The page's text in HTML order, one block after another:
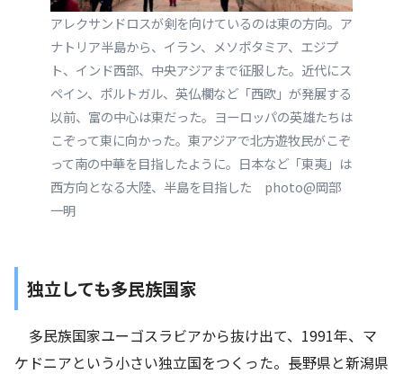
アレクサンドロスが剣を向けているのは東の方向。ア
ナトリア半島から、イラン、メソポタミア、エジプ
ト、インド西部、中央アジアまで征服した。近代にス
ペイン、ポルトガル、英仏欄など「西欧」が発展する
以前、富の中心は東だった。ヨーロッパの英雄たちは
こぞって東に向かった。東アジアで北方遊牧民がこぞ
って南の中華を目指したように。日本など「東夷」は
西方向となる大陸、半島を目指した photo@岡部
一明
独立しても多民族国家
多民族国家ユーゴスラビアから抜け出て、1991年、マ
ケドニアという小さい独立国をつくった。長野県と新潟県